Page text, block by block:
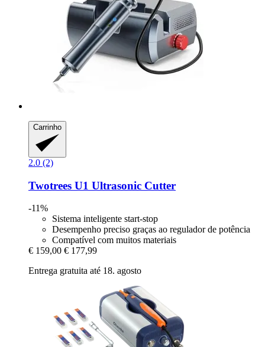
Carrinho
2.0 (2)
Twotrees U1 Ultrasonic Cutter
-11%
Sistema inteligente start-stop
Desempenho preciso graças ao regulador de potência
Compatível com muitos materiais
€ 159,00 € 177,99
Entrega gratuita até 18. agosto